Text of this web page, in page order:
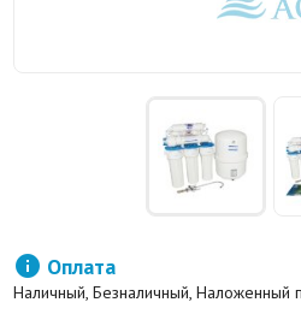
 Оплата
Наличный, Безналичный, Наложенный